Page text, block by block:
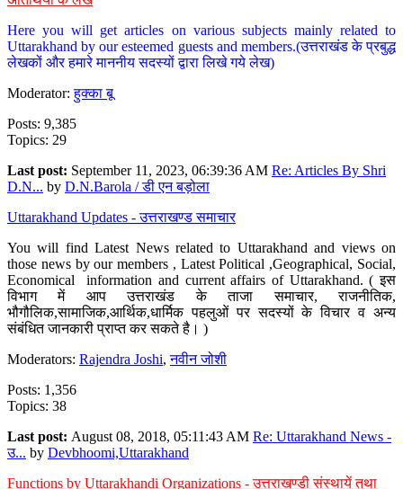
Here you will get articles on various subjects mainly related to
Uttarakhand by our esteemed guests and members.(उत्तराखंड के प्रबुद्ध
लेखकों और हमारे माननीय सदस्यों द्वारा लिखे गये लेख)
Moderator:हुक्का बू
Posts: 9,385
Topics: 29
Last post: September 11, 2023, 06:39:36 AM Re: Articles By Shri
D.N... by D.N.Barola / डी एन बड़ोला
Uttarakhand Updates - उत्तराखण्ड समाचार
You will find Latest News related to Uttarakhand and views on
those news by our members , Latest Political ,Geographical, Social,
Economical information and current affairs of Uttarakhand. ( इस
विभाग में आप उत्तराखंड के ताजा समाचार, राजनीतिक,
भौगौलिक,सामाजिक,आर्थिक,धार्मिक पहलुओं पर सदस्यों के विचार व अन्य
संबंधित जानकारी प्राप्त कर सकते है। )
Moderators: Rajendra Joshi,नवीन जोशी
Posts: 1,356
Topics: 38
Last post: August 08, 2018, 05:11:43 AM Re: Uttarakhand News -
उ... by Devbhoomi,Uttarakhand
Functions by Uttarakhandi Organizations - उत्तराखण्डी संस्थायें तथा